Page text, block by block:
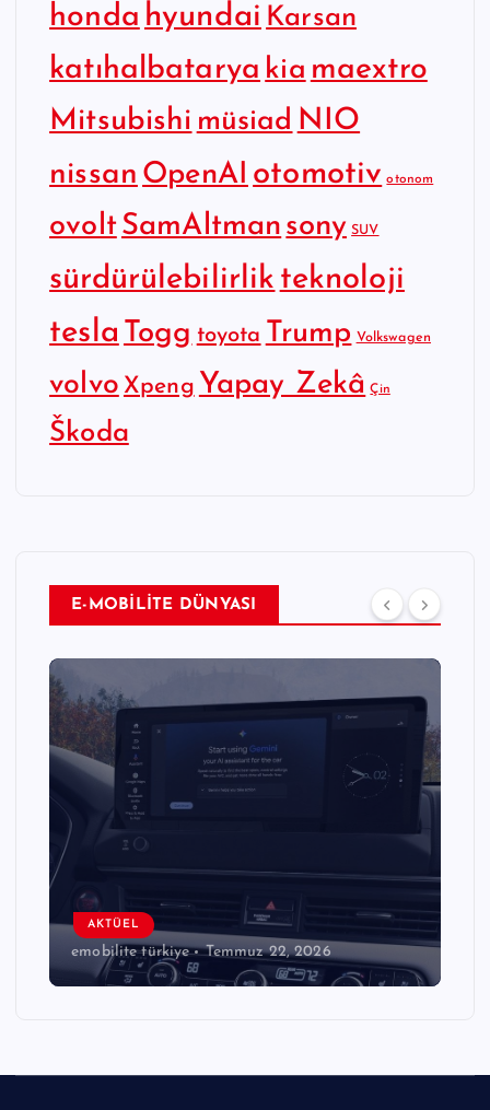
honda hyundai Karsan
katıhalbatarya kia maextro
Mitsubishi müsiad NIO
nissan OpenAI otomotiv otonom
ovoltSamAltman sony SUV
sürdürülebilirlik teknoloji
tesla Togg toyota Trump Volkswagen
volvo Xpeng Yapay Zekâ Çin
Škoda
E-MOBİLİTE DÜNYASI
AKTÜEL
emobilite türkiye Temmuz 22, 2026